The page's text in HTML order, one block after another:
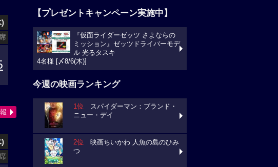
)
)
【プレゼントキャンペーン実施中】
『仮面ライダーゼッツ さよならの
ミッション』ゼッツドライバーモデ
ル 光るタスキ
4名様 [〆8/6(木)]
今週の映画ランキング
1位 スパイダーマン：ブランド・
ニュー・デイ
2位 映画ちいかわ 人魚の島のひみ
つ